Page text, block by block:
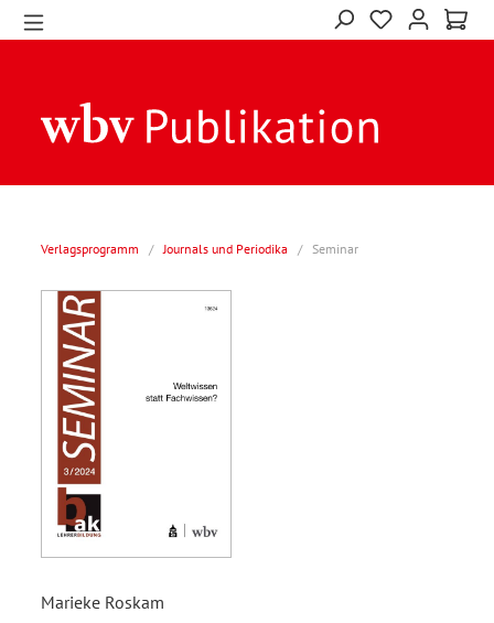
Verlagsprogramm / Journals und Periodika / Seminar
Marieke Roskam